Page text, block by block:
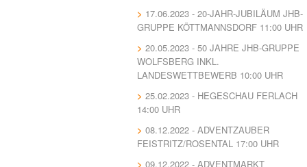
17.06.2023 - 20-JAHR-JUBILÄUM JHB-
GRUPPE KÖTTMANNSDORF 11:00 UHR
20.05.2023 - 50 JAHRE JHB-GRUPPE
WOLFSBERG INKL.
LANDESWETTBEWERB 10:00 UHR
25.02.2023 - HEGESCHAU FERLACH
14:00 UHR
08.12.2022 - ADVENTZAUBER
FEISTRITZ/ROSENTAL 17:00 UHR
09.12.2022 - ADVENTMARKT